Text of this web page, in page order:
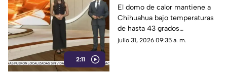
2:11
dispara el termómetro
hasta los 43 grados y
pone vidas en riesgo
El domo de calor mantiene a
Chihuahua bajo temperaturas
de hasta 43 grados
centígrados, aumentando el
julio 31, 2026 09:35 a. m.